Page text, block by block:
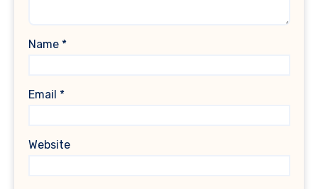
Name *
Email *
Website